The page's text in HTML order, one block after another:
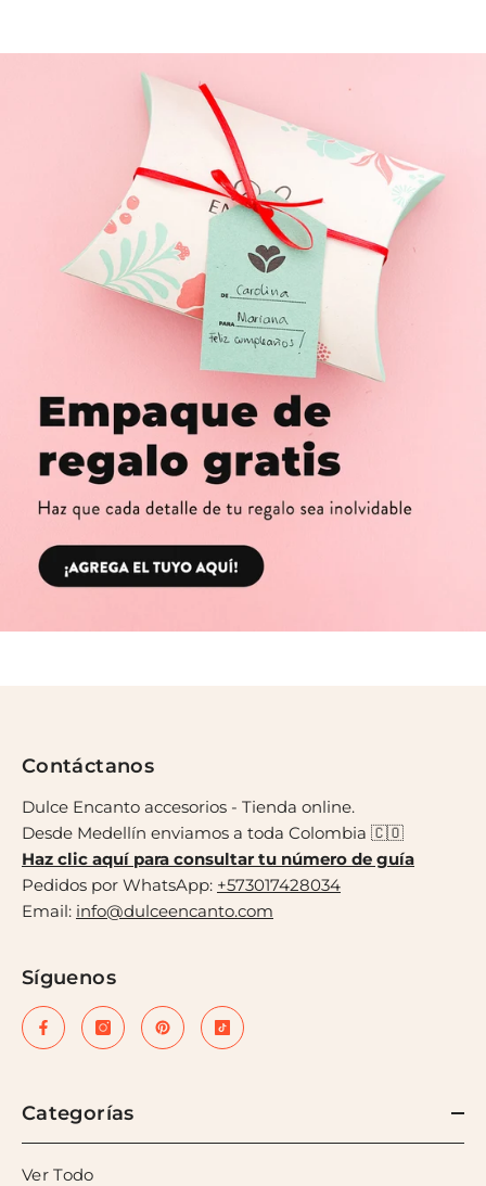
Contáctanos
Dulce Encanto accesorios - Tienda online.
Desde Medellín enviamos a toda Colombia 🇨🇴
Haz clic aquí para consultar tu número de guía
Pedidos por WhatsApp: +573017428034
Email: info@dulceencanto.com
Síguenos
Categorías
Ver Todo